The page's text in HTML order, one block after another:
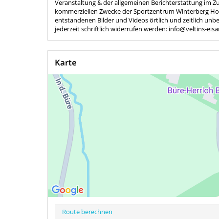
Veranstaltung & der allgemeinen Berichterstattung im
kommerziellen Zwecke der Sportzentrum Winterberg
entstandenen Bilder und Videos örtlich und zeitlich
jederzeit schriftlich widerrufen werden: info@veltins-
Karte
Route berechnen